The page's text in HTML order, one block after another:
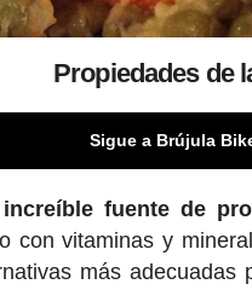
Propiedades de
Sigue a Brújula
fuente de
con vitaminas y
más